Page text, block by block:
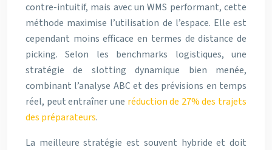
contre-intuitif, mais avec un WMS performant, cette
méthode maximise l’utilisation de l’espace. Elle est
cependant moins efficace en termes de distance de
picking. Selon les benchmarks logistiques, une
stratégie de slotting dynamique bien menée,
combinant l’analyse ABC et des prévisions en temps
réel, peut entraîner une réduction de 27% des trajets
des préparateurs.
La meilleure stratégie est souvent hybride et doit